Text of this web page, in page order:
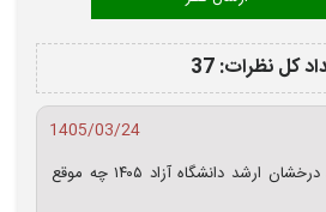
کل نظرات: 37
1405/03/24
زمان اعلام نتایج استعداد درخشان ارشد دانشگاه آزاد ۱۴۰۵ چه موقع